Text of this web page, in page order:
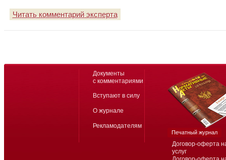
Читать комментарий эксперта
Договор-оферта
услуг
Документы
с комментариями
Вступают в силу
О журнале
Рекламодателям
Печатный журнал